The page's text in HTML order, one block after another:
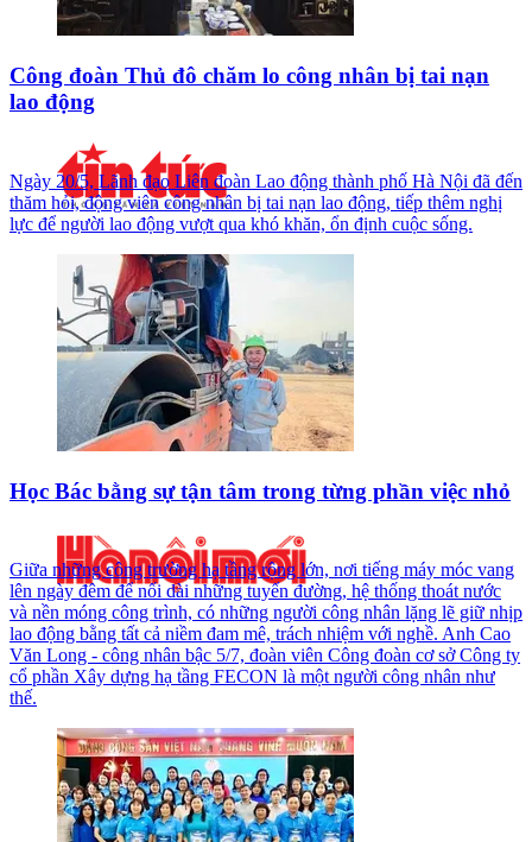
Công đoàn Thủ đô chăm lo công nhân bị tai nạn
lao động
Ngày 20/5, Lãnh đạo Liên đoàn Lao động thành phố Hà Nội đã đến
thăm hỏi, động viên công nhân bị tai nạn lao động, tiếp thêm nghị
lực để người lao động vượt qua khó khăn, ổn định cuộc sống.
Học Bác bằng sự tận tâm trong từng phần việc nhỏ
Giữa những công trường hạ tầng rộng lớn, nơi tiếng máy móc vang
lên ngày đêm để nối dài những tuyến đường, hệ thống thoát nước
và nền móng công trình, có những người công nhân lặng lẽ giữ nhịp
lao động bằng tất cả niềm đam mê, trách nhiệm với nghề. Anh Cao
Văn Long - công nhân bậc 5/7, đoàn viên Công đoàn cơ sở Công ty
cổ phần Xây dựng hạ tầng FECON là một người công nhân như
thế.